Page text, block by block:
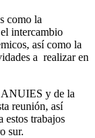
como la
intercambio
así como la
a realizar en
ANUIES y de la
reunión, así
estos trabajos
sur.